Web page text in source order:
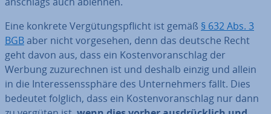
Eine konkrete Ver­gü­tungs­pflicht ist gemäß § 632 Abs. 3
BGBaber nicht vor­ge­se­hen, denn das deutsche Recht
geht davon aus, dass ein Kos­ten­vor­anschlag der
Werbung zu­zu­rech­nen ist und deshalb einzig und allein
in die In­ter­es­sens­sphä­re des Un­ter­neh­mers fällt. Dies
bedeutet folglich, dass ein Kos­ten­vor­anschlag nur dann